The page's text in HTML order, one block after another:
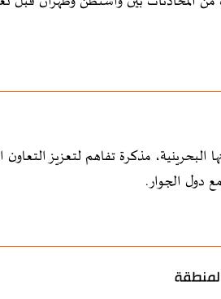
البحرينية، مذكرة تفاهم لتعزيز
دول الجوار.